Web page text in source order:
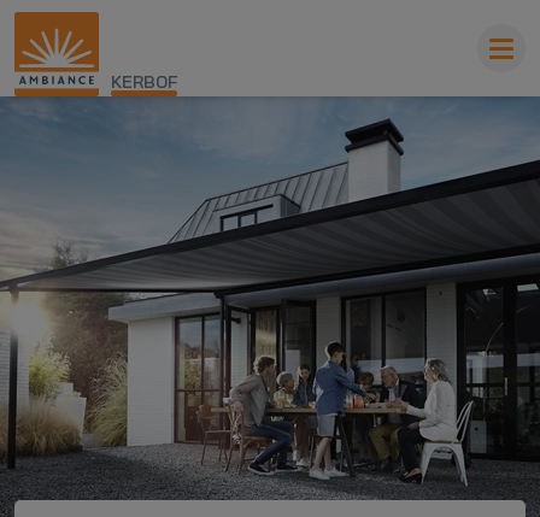
KERBOF